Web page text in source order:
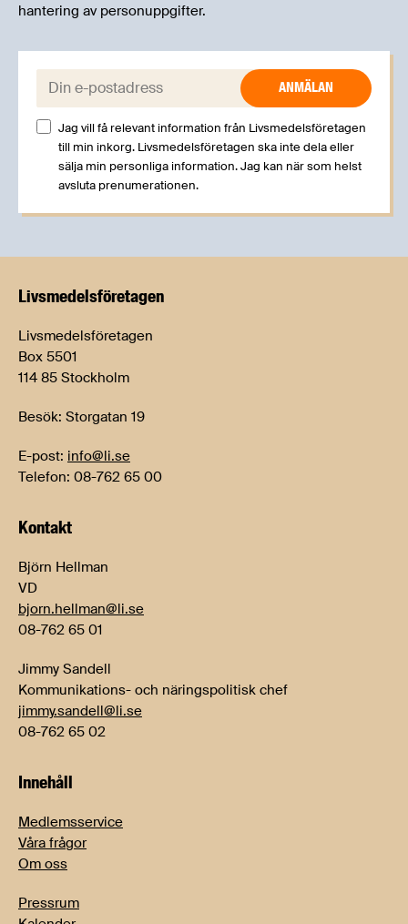
hantering av personuppgifter.
E-post:
Jag vill få relevant information från Livsmedelsföretagen
till min inkorg. Livsmedelsföretagen ska inte dela eller
sälja min personliga information. Jag kan när som helst
avsluta prenumerationen.
Livsmedels­företagen
Livsmedelsföretagen
Box 5501
114 85 Stockholm
Besök: Storgatan 19
E-post: info@li.se
Telefon: 08-762 65 00
Kontakt
Björn Hellman
VD
bjorn.hellman@li.se
08-762 65 01
Jimmy Sandell
Kommunikations- och näringspolitisk chef
jimmy.sandell@li.se
08-762 65 02
Innehåll
Medlemsservice
Våra frågor
Om oss
Pressrum